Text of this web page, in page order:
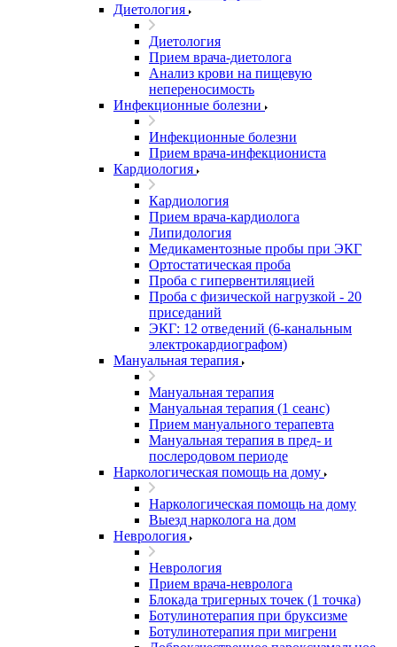
Диетология
Диетология
Прием врача-диетолога
Анализ крови на пищевую
непереносимость
Инфекционные болезни
Инфекционные болезни
Прием врача-инфекциониста
Кардиология
Кардиология
Прием врача-кардиолога
Липидология
Медикаментозные пробы при ЭКГ
Ортостатическая проба
Проба с гипервентиляцией
Проба с физической нагрузкой - 20
приседаний
ЭКГ: 12 отведений (6-канальным
электрокардиографом)
Мануальная терапия
Мануальная терапия
Мануальная терапия (1 сеанс)
Прием мануального терапевта
Мануальная терапия в пред- и
послеродовом периоде
Наркологическая помощь на дому
Наркологическая помощь на дому
Выезд нарколога на дом
Неврология
Неврология
Прием врача-невролога
Блокада тригерных точек (1 точка)
Ботулинотерапия при бруксизме
Ботулинотерапия при мигрени